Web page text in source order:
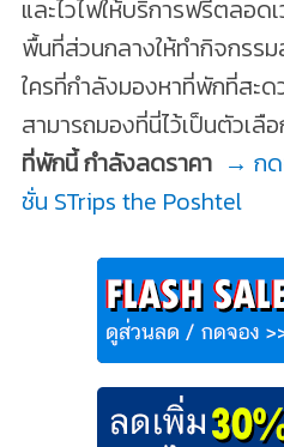
และไวไฟให้บริการฟรีตลอ
พื้นที่ส่วนกลางให้ทำกิจกรร
ใครที่กำลังมองหาที่พักที่สะด
สามารถมองที่นี่ไว้เป็นตัวเลือ
ที่พักนี้ กำลังลดราคา → กด
ชั่น STrips the Poshtel